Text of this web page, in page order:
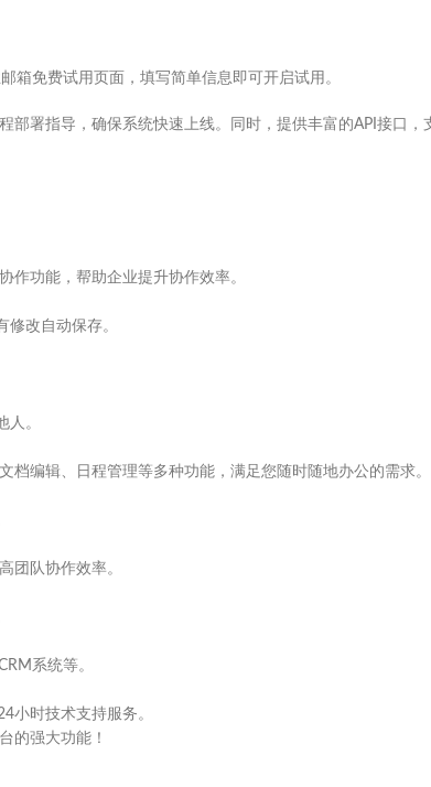
箱免费试用页面，填写简单信息即可开启试用。
部署指导，确保系统快速上线。同时，提供丰富的API接口，
作功能，帮助企业提升协作效率。
改自动保存。
人。
编辑、日程管理等多种功能，满足您随时随地办公的需求。
团队协作效率。
系统等。
小时技术支持服务。
的强大功能！